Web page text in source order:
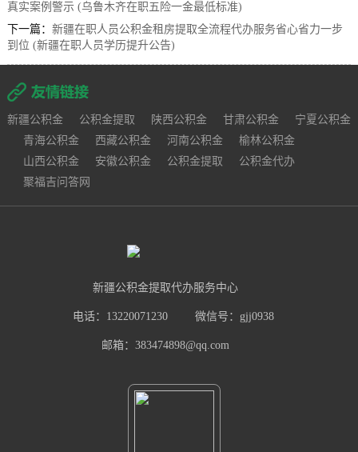
真实案例警示 (乌鲁木齐在职五险一金最低标准)
下一篇： 新疆在职人员公积金租房提取全流程代办服务省心省力一步
到位 (新疆在职人员学历提升公告)
新疆公积金 公积金提取 陕西公积金 甘肃公积金
宁夏公积金
青海公积金
西藏公积金 河南公积金
榆林公积金
山西公积金
安徽公积金 公积金提取
公积金代办
聚福吉问答网
新疆公积金提取代办服务中心
电话：13220071230 微信号：gjj0938
邮箱：383474898@qq.com